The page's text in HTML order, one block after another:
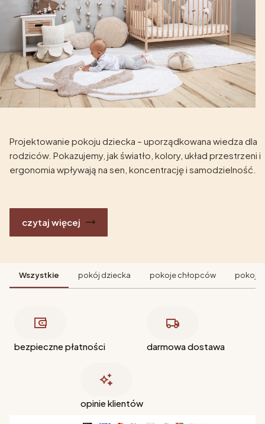
Projektowanie pokoju dziecka – uporządkowana wiedza dla
rodziców. Pokazujemy, jak światło, kolory, układ przestrzeni i
ergonomia wpływają na sen, koncentrację i samodzielność.
czytaj więcej
Wszystkie pokój dziecka pokoje chłopców pokoje
bezpieczne płatności darmowa dostawa
opinie klientów